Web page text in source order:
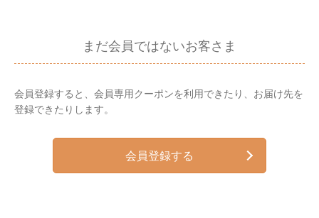
まだ会員ではないお客さま
会員登録すると、会員専用クーポンを利用できたり、お届け先を
登録できたりします。
会員登録する